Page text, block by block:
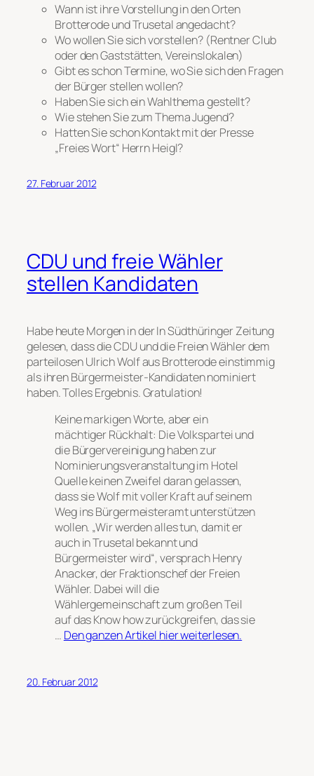
Wann ist ihre Vorstellung in den Orten
Brotterode und Trusetal angedacht?
Wo wollen Sie sich vorstellen? (Rentner Club
oder den Gaststätten, Vereinslokalen)
Gibt es schon Termine, wo Sie sich den Fragen
der Bürger stellen wollen?
Haben Sie sich ein Wahlthema gestellt?
Wie stehen Sie zum Thema Jugend?
Hatten Sie schon Kontakt mit der Presse
„Freies Wort“ Herrn Heigl?
27. Februar 2012
CDU und freie Wähler
stellen Kandidaten
Habe heute Morgen in der In Südthüringer Zeitung
gelesen, dass die CDU und die Freien Wähler dem
parteilosen Ulrich Wolf aus Brotterode einstimmig
als ihren Bürgermeister-Kandidaten nominiert
haben. Tolles Ergebnis. Gratulation!
Keine markigen Worte, aber ein
mächtiger Rückhalt: Die Volkspartei und
die Bürgervereinigung haben zur
Nominierungsveranstaltung im Hotel
Quelle keinen Zweifel daran gelassen,
dass sie Wolf mit voller Kraft auf seinem
Weg ins Bürgermeisteramt unterstützen
wollen. „Wir werden alles tun, damit er
auch in Trusetal bekannt und
Bürgermeister wird“, versprach Henry
Anacker, der Fraktionschef der Freien
Wähler. Dabei will die
Wählergemeinschaft zum großen Teil
auf das Know how zurückgreifen, das sie
… Den ganzen Artikel hier weiterlesen.
20. Februar 2012